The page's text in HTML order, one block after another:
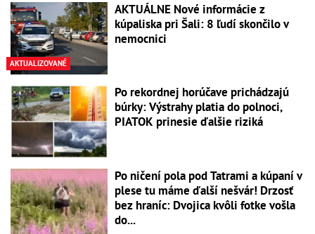
AKTUALIZOVANÉ
AKTUÁLNE Nové informácie z
kúpaliska pri Šali: 8 ľudí skončilo v
nemocnici
Po rekordnej horúčave prichádzajú
búrky: Výstrahy platia do polnoci,
PIATOK prinesie ďalšie riziká
Po ničení pola pod Tatrami a kúpaní v
plese tu máme ďalší nešvár! Drzosť
bez hraníc: Dvojica kvôli fotke vošla
do...